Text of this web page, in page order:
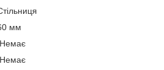
мм
Немає